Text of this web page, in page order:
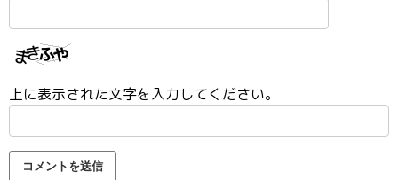
上に表示された文字を入力してください。